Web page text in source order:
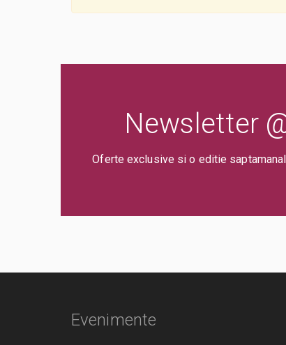
Newsletter
Oferte exclusive si o editie
Evenimente